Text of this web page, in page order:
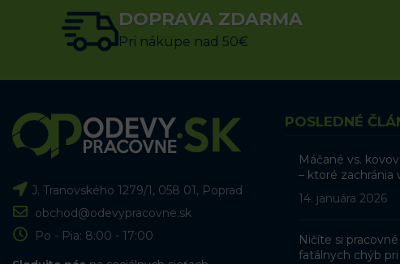
7.06€ s DPH
VÝBER MOŽNOSTÍ
DOPRAVA ZDARMA
Pri nákupe nad 50€
J. Tranovského 1279/1, 058 01, Poprad
obchod@odevypracovne.sk
Po - Pia: 8:00 - 17:00
POSLEDNÉ
Máčané vs.
– ktoré zachránia
14. januára 2026
Ničíte si
fatálnych chýb